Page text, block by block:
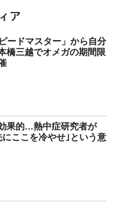
ードマスター」から自分
橋三越でオメガの期間限
果的…熱中症研究者が
ここを冷やせ｣という意